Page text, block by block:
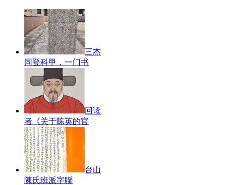
三杰
同登科甲，一门书
回读
者《关于陈英的官
台山
陳氏班派字聯